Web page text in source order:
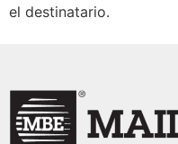
el destinatario.